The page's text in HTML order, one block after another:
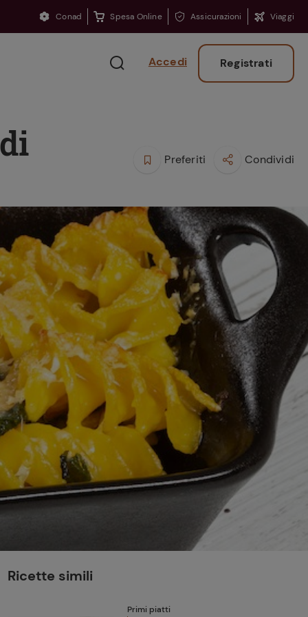
Conad Spesa Online Assicurazioni Viaggi
Accedi Registrati
Finferli, animelle e
salsa ai frutti rossi
Come affumicare:
legna ed erbe da
usare
Ritorno sui banchi?
Consigli per ritrovare
la concentrazione
perduta
Preferiti Condividi
Ricette simili
Primi piatti